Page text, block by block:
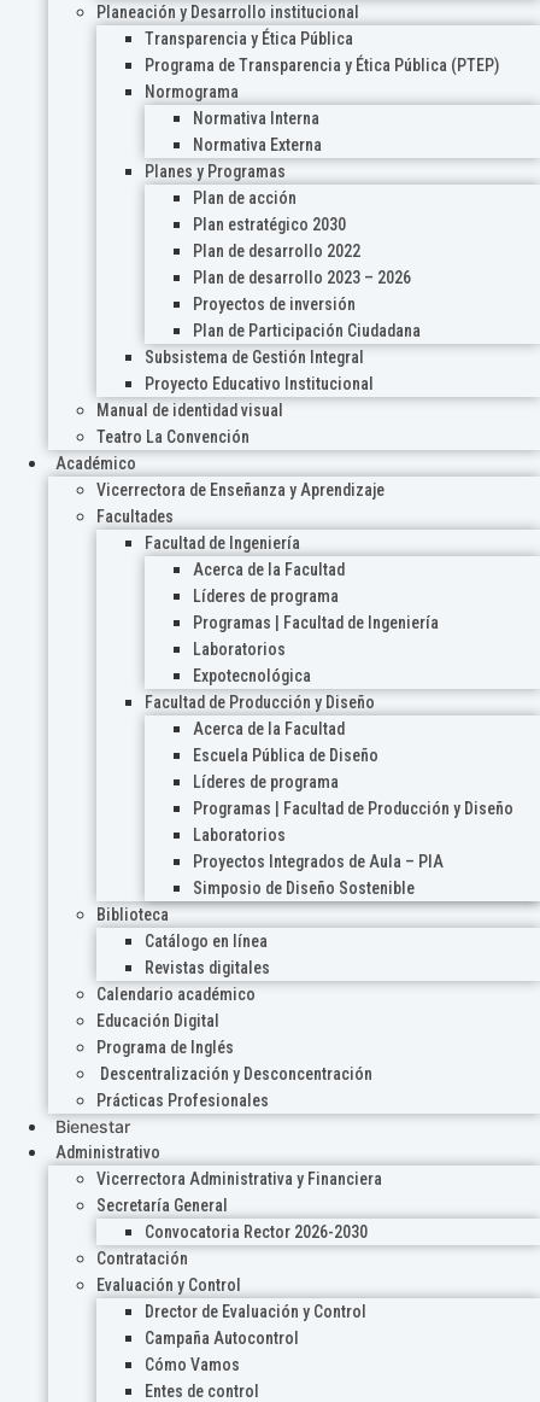
Planeación y Desarrollo institucional
Transparencia y Ética Pública
Programa de Transparencia y Ética Pública (PTEP)
Normograma
Normativa Interna
Normativa Externa
Planes y Programas
Plan de acción
Plan estratégico 2030
Plan de desarrollo 2022
Plan de desarrollo 2023 – 2026
Proyectos de inversión
Plan de Participación Ciudadana
Subsistema de Gestión Integral
Proyecto Educativo Institucional
Manual de identidad visual
Teatro La Convención
Académico
Vicerrectora de Enseñanza y Aprendizaje
Facultades
Facultad de Ingeniería
Acerca de la Facultad
Líderes de programa
Programas | Facultad de Ingeniería
Laboratorios
Expotecnológica
Facultad de Producción y Diseño
Acerca de la Facultad
Escuela Pública de Diseño
Líderes de programa
Programas | Facultad de Producción y Diseño
Laboratorios
Proyectos Integrados de Aula – PIA
Simposio de Diseño Sostenible
Biblioteca
Catálogo en línea
Revistas digitales
Calendario académico
Educación Digital
Programa de Inglés
Descentralización y Desconcentración
Prácticas Profesionales
Bienestar
Administrativo
Vicerrectora Administrativa y Financiera
Secretaría General
Convocatoria Rector 2026-2030
Contratación
Evaluación y Control
Drector de Evaluación y Control
Campaña Autocontrol
Cómo Vamos
Entes de control